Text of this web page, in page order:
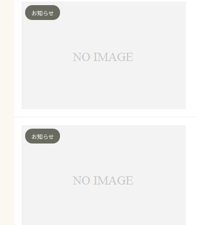
お知らせ
お知らせ